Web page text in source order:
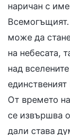
наричан с
може да
на небесата,
над
От времето
се извършва
дали става